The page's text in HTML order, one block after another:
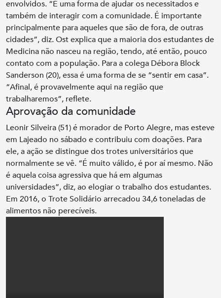
envolvidos. “É uma forma de ajudar os necessitados e
também de interagir com a comunidade. É importante
principalmente para aqueles que são de fora, de outras
cidades”, diz. Ost explica que a maioria dos estudantes de
Medicina não nasceu na região, tendo, até então, pouco
contato com a população. Para a colega Débora Block
Sanderson (20), essa é uma forma de se “sentir em casa”.
“Afinal, é provavelmente aqui na região que
trabalharemos”, reflete.
Aprovação da comunidade
Leonir Silveira (51) é morador de Porto Alegre, mas esteve
em Lajeado no sábado e contribuiu com doações. Para
ele, a ação se distingue dos trotes universitários que
normalmente se vê. “É muito válido, é por aí mesmo. Não
é aquela coisa agressiva que há em algumas
universidades”, diz, ao elogiar o trabalho dos estudantes.
Em 2016, o Trote Solidário arrecadou 34,6 toneladas de
alimentos não perecíveis.